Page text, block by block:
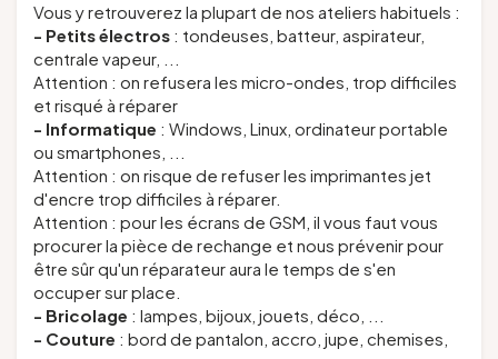
Vous y retrouverez la plupart de nos ateliers habituels :
- Petits électros : tondeuses, batteur, aspirateur,
centrale vapeur, ...
Attention : on refusera les micro-ondes, trop difficiles
et risqué à réparer
- Informatique : Windows, Linux, ordinateur portable
ou smartphones, ...
Attention : on risque de refuser les imprimantes jet
d'encre trop difficiles à réparer.
Attention : pour les écrans de GSM, il vous faut vous
procurer la pièce de rechange et nous prévenir pour
être sûr qu'un réparateur aura le temps de s'en
occuper sur place.
- Bricolage : lampes, bijoux, jouets, déco, ...
- Couture : bord de pantalon, accro, jupe, chemises,